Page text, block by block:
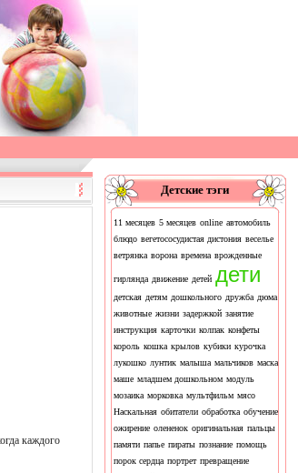
каждого
Детские тэги
11 месяцев 5 месяцев online автомобиль
блюдо вегетососудистая дистония веселье
ветрянка ворона времена врожденные
гирлянда движение детей дети
детская детям дошкольного дружба дюма
животные жизни задержкой занятие
инструкция карточки колпак конфеты
король кошка крылов кубики курочка
лукошко лунтик малыша мальчиков маска
маше младшем дошкольном модуль
мозаика морковка мультфильм мясо
Наскальная обитатели обработка обучение
ожирение олененок оригинальная пальцы
памяти папье пираты познание помощь
порок сердца портрет превращение